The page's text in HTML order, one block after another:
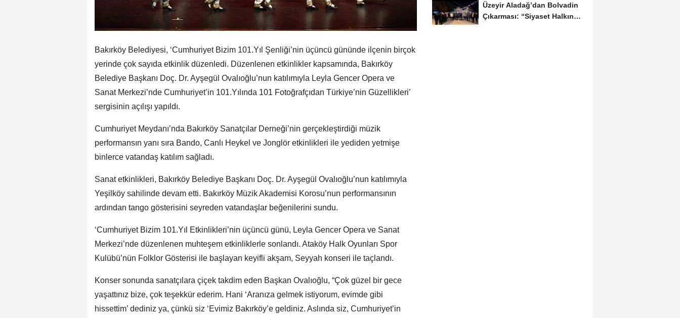
Bakırköy Belediyesi, ‘Cumhuriyet Bizim 101.Yıl Şenliği’nin üçüncü gününde ilçenin birçok
yerinde çok sayıda etkinlik düzenledi. Düzenlenen etkinlikler kapsamında, Bakırköy
Belediye Başkanı Doç. Dr. Ayşegül Ovalıoğlu’nun katılımıyla Leyla Gencer Opera ve
Sanat Merkezi’nde Cumhuriyet’in 101.Yılında 101 Fotoğrafçıdan Türkiye’nin Güzellikleri’
sergisinin açılışı yapıldı.
Cumhuriyet Meydanı’nda Bakırköy Sanatçılar Derneği’nin gerçekleştirdiği müzik
performansın yanı sıra Bando, Canlı Heykel ve Jonglör etkinlikleri ile yediden yetmişe
binlerce vatandaş katılım sağladı.
Sanat etkinlikleri, Bakırköy Belediye Başkanı Doç. Dr. Ayşegül Ovalıoğlu’nun katılımıyla
Yeşilköy sahilinde devam etti. Bakırköy Müzik Akademisi Korosu’nun performansının
ardından tango gösterisini seyreden vatandaşlar beğenilerini sundu.
‘Cumhuriyet Bizim 101.Yıl Etkinlikleri’nin üçüncü günü, Leyla Gencer Opera ve Sanat
Merkezi’nde düzenlenen muhteşem etkinliklerle sonlandı. Ataköy Halk Oyunları Spor
Kulübü’nün Folklor Gösterisi ile başlayan keyifli akşam, Seyyah konseri ile taçlandı.
Konser sonunda sanatçılara çiçek takdim eden Başkan Ovalıoğlu, “Çok güzel bir gece
yaşattınız bize, çok teşekkür ederim. Hani ‘Aranıza gelmek istiyorum, evimde gibi
hissettim’ dediniz ya, çünkü siz ‘Evimiz Bakırköy’e geldiniz. Aslında siz, Cumhuriyet’in
Üzeyir Aladağ’dan Bolvadin
Çıkarması: “Siyaset Halkın